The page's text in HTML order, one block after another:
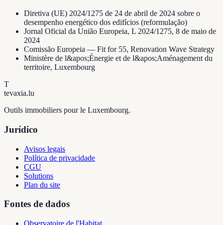
Diretiva (UE) 2024/1275 de 24 de abril de 2024 sobre o
desempenho energético dos edifícios (reformulação)
Jornal Oficial da União Europeia, L 2024/1275, 8 de maio de
2024
Comissão Europeia — Fit for 55, Renovation Wave Strategy
Ministère de l&apos;Énergie et de l&apos;Aménagement du
territoire, Luxembourg
T
tevaxia.lu
Outils immobiliers pour le Luxembourg.
Jurídico
Avisos legais
Política de privacidade
CGU
Solutions
Plan du site
Fontes de dados
Observatoire de l'Habitat